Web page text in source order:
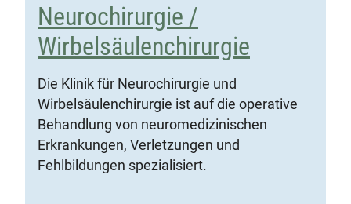
Neurochirurgie /
Wirbelsäulenchirurgie
Die Klinik für Neurochirurgie und
Wirbelsäulenchirurgie ist auf die operative
Behandlung von neuromedizinischen
Erkrankungen, Verletzungen und
Fehlbildungen spezialisiert.